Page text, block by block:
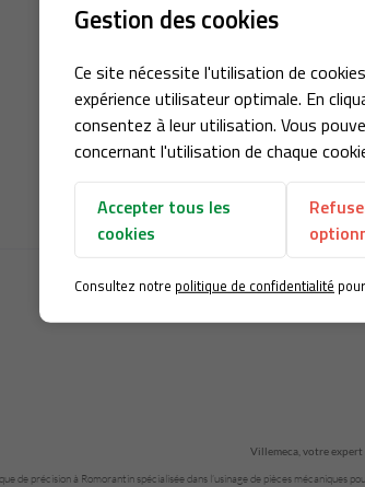
Gestion des cookies
Ce site nécessite l'utilisation de
expérience utilisateur optimale. En
consentez à leur utilisation. Vous
concernant l'utilisation de chaque
Accepter tous les
cookies
Consultez notre politique de confidentialité
Villemeca, votre
de précision à Romorantin spécialisée dans l’usinage de pièces